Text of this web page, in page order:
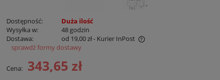
Dostępność:
Duża ilość
Wysyłka w:
48 godzin
Dostawa:
od 19,00 zł- Kurier InPost
Cena nie zawiera ewentualnych kosztów płatności
sprawdź formy dostawy
Cena: 343,65 zł